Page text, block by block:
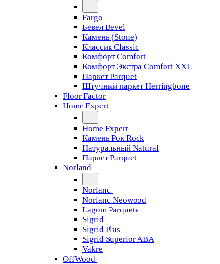
Fargo
Бевел Bevel
Камень (Stone)
Классик Classic
Комфорт Comfort
Комфорт Экстра Comfort XXL
Паркет Parquet
Штучный паркет Herringbone
Floor Factor
Home Expert
Home Expert
Камень Рок Rock
Натуральный Natural
Паркет Parquet
Norland
Norland
Norland Neowood
Lagom Parquete
Sigrid
Sigrid Plus
Sigrid Superior ABA
Vakre
OffWood